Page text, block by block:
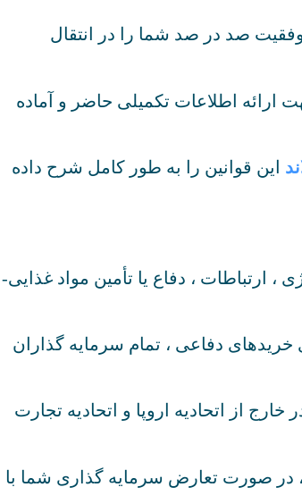
صد در صد شما را در انتقال
ارائه اطلاعات تکمیلی حاضر و آماده
این قوانین را به طور کامل شرح داده
ارتباطات ، دفاع یا تأمین مواد غذایی-
خریدهای دفاعی ، تمام سرمایه گذاران
از اتحادیه اروپا و اتحادیه تجارت
در صورت تعارض سرمایه گذاری شما با